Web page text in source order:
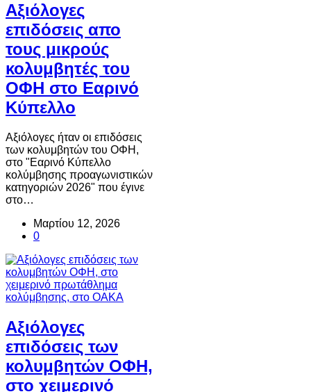
Αξιόλογες
επιδόσεις απο
τους μικρούς
κολυμβητές του
ΟΦΗ στο Εαρινό
Κύπελλο
Αξιόλογες ήταν οι επιδόσεις
των κολυμβητών του ΟΦΗ,
στο "Εαρινό Κύπελλο
κολύμβησης προαγωνιστικών
κατηγοριών 2026" που έγινε
στο…
Μαρτίου 12, 2026
0
Αξιόλογες
επιδόσεις των
κολυμβητών ΟΦΗ,
στο χειμερινό